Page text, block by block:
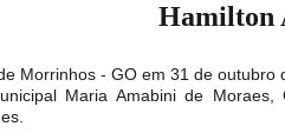
Hamilton
Morrinhos - GO em 31 de
Maria Amabini de